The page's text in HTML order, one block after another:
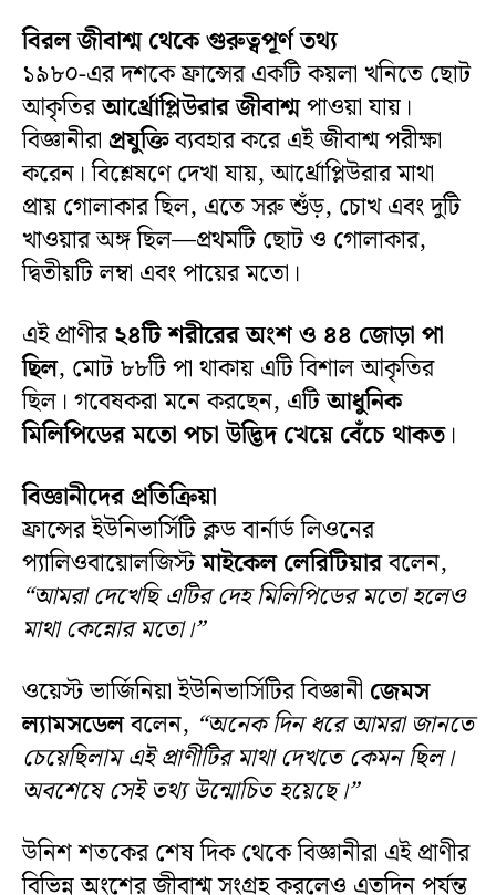
বিরল জীবাশ্ম থেকে গুরুত্বপূর্ণ তথ্য
১৯৮০-এর দশকে ফ্রান্সের একটি কয়লা খনিতে ছোট
আকৃতিরআর্থ্রোপ্লিউরার জীবাশ্মপাওয়া যায়।
বিজ্ঞানীরা প্রযুক্তিব্যবহার করে এই জীবাশ্ম পরীক্ষা
করেন। বিশ্লেষণে দেখা যায়, আর্থ্রোপ্লিউরার মাথা
প্রায় গোলাকার ছিল, এতে সরু শুঁড়, চোখ এবং দুটি
খাওয়ার অঙ্গ ছিল—প্রথমটি ছোট ও গোলাকার,
দ্বিতীয়টি লম্বা এবং পায়ের মতো।
এই প্রাণীর২৪টি শরীরের অংশ ও ৪৪ জোড়া পা
ছিল, মোট ৮৮টি পা থাকায় এটি বিশাল আকৃতির
ছিল। গবেষকরা মনে করছেন, এটিআধুনিক
মিলিপিডের মতো পচা উদ্ভিদ খেয়ে বেঁচে থাকত।
বিজ্ঞানীদের প্রতিক্রিয়া
ফ্রান্সের ইউনিভার্সিটি ক্লড বার্নার্ড লিওনের
প্যালিওবায়োলজিস্টমাইকেল লেরিটিয়ারবলেন,
“আমরা দেখেছি এটির দেহ মিলিপিডের মতো হলেও
মাথা কেন্নোর মতো।”
ওয়েস্ট ভার্জিনিয়া ইউনিভার্সিটির বিজ্ঞানী জেমস
ল্যামসডেলবলেন, “অনেক দিন ধরে আমরা জানতে
চেয়েছিলাম এই প্রাণীটির মাথা দেখতে কেমন ছিল।
অবশেষে সেই তথ্য উন্মোচিত হয়েছে।”
উনিশ শতকের শেষ দিক থেকে বিজ্ঞানীরা এই প্রাণীর
বিভিন্ন অংশের জীবাশ্ম সংগ্রহ করলেও এতদিন পর্যন্ত